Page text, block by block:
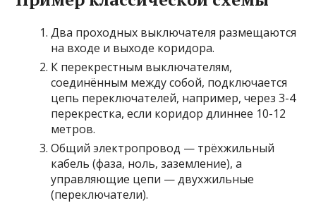
Два проходных выключателя размещаются
на входе и выходе коридора.
К перекрестным выключателям,
соединённым между собой, подключается
цепь переключателей, например, через 3-4
перекрестка, если коридор длиннее 10-12
метров.
Общий электропровод — трёхжильный
кабель (фаза, ноль, заземление), а
управляющие цепи — двухжильные
(переключатели).